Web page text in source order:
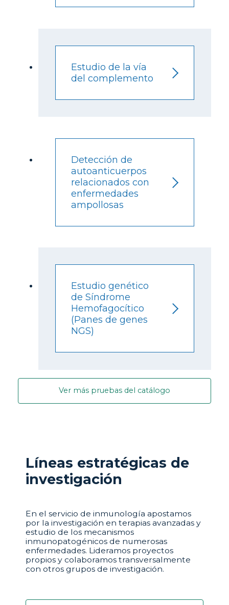
Estudio de la vía
del complemento
Detección de
autoanticuerpos
relacionados con
enfermedades
ampollosas
Estudio genético
de Síndrome
Hemofagocítico
(Panes de genes
NGS)
Ver más pruebas del catálogo
Líneas estratégicas de
investigación
En el servicio de inmunología apostamos
por la investigación en terapias avanzadas y
estudio de los mecanismos
inmunopatogénicos de numerosas
enfermedades. Lideramos proyectos
propios y colaboramos transversalmente
con otros grupos de investigación.